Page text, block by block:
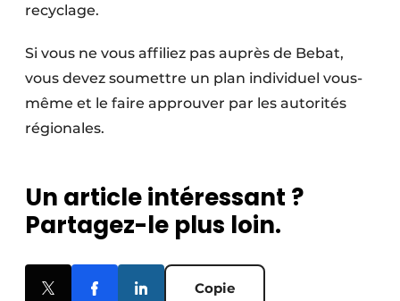
recyclage.
Si vous ne vous affiliez pas auprès de Bebat,
vous devez soumettre un plan individuel vous-
même et le faire approuver par les autorités
régionales.
Un article intéressant ?
Partagez-le plus loin.
Copie